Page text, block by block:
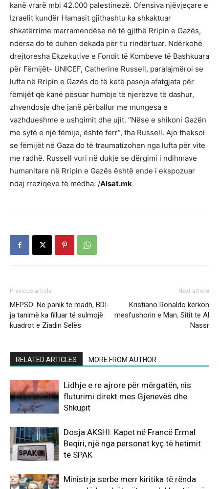
kanë vrarë mbi 42.000 palestinezë. Ofensiva njëvjeçare e
Izraelit kundër Hamasit gjithashtu ka shkaktuar
shkatërrime marramendëse në të gjithë Rripin e Gazës,
ndërsa do të duhen dekada për t’u rindërtuar. Ndërkohë
drejtoresha Ekzekutive e Fondit të Kombeve të Bashkuara
për Fëmijët- UNICEF, Catherine Russell, paralajmëroi se
lufta në Rripin e Gazës do të ketë pasoja afatgjata për
fëmijët që kanë pësuar humbje të njerëzve të dashur,
zhvendosje dhe janë përballur me mungesa e
vazhdueshme e ushqimit dhe ujit. “Nëse e shikoni Gazën
me sytë e një fëmije, është ferr”, tha Russell. Ajo theksoi
se fëmijët në Gaza do të traumatizohen nga lufta për vite
me radhë. Russell vuri në dukje se dërgimi i ndihmave
humanitare në Rripin e Gazës është ende i ekspozuar
ndaj rreziqeve të mëdha. /Alsat.mk
Previous article
MEPSO: Në panik të madh, BDI-
ja tanimë ka filluar të sulmojë
kuadrot e Ziadin Selës
Next article
Kristiano Ronaldo kërkon
mesfushorin e Man. Sitit te Al
Nassr
RELATED ARTICLES MORE FROM AUTHOR
Lidhje e re ajrore për mërgatën, nis
fluturimi direkt mes Gjenevës dhe
Shkupit
Dosja AKSHI: Kapet në Francë Ermal
Beqiri, një nga personat kyç të hetimit
të SPAK
Ministrja serbe merr kiritika të rënda